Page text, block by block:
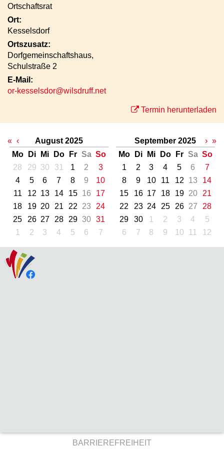
Ortschaftsrat
Ort:
Kesselsdorf
Ortszusatz:
Dorfgemeinschaftshaus,
Schulstraße 2
E-Mail:
or-kesselsdor@wilsdruff.net
Termin herunterladen
« ‹
August 2025
Mo
Di Mi Do Fr Sa So
28
29 30 31 1 2
3
4
5 6 7 8 9
10
11
12 13 14 15 16
17
18
19 20 21 22 23
24
25
26 27 28 29 30
31
1
2 3 4 5 6 7
September 2025
Mo
Di Mi Do Fr Sa So
1
2 3 4 5 6
7
8
9 10 11 12 13
14
15
16 17 18 19 20
21
22
23 24 25 26 27
28
29
30 1 2 3 4
5
6
7 8 9 10 11 12
› »
BARRIEREFREIHEIT